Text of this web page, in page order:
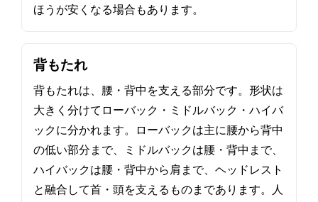
ほうが安くなる場合もあります。
背もたれ
背もたれは、腰・背中を支える部分です。形状は
大きく分けてローバック・ミドルバック・ハイバ
ックに分かれます。ローバックは主に腰から背中
の低い部分まで、ミドルバックは腰・背中まで、
ハイバックは腰・背中から肩まで、ヘッドレスト
と融合して首・頭を支えるものまであります。人